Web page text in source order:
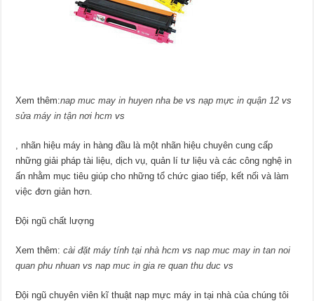
Xem thêm:nap muc may in huyen nha be vsnạp mực in quận 12 vs
sửa máy in tận nơi hcm vs
, nhãn hiệu máy in hàng đầu là một nhãn hiệu chuyên cung cấp
những giải pháp tài liệu, dịch vụ, quản lí tư liệu và các công nghệ in
ấn nhằm mục tiêu giúp cho những tổ chức giao tiếp, kết nối và làm
việc đơn giản hơn.
Đội ngũ chất lượng
Xem thêm:cài đặt máy tính tại nhà hcm vsnap muc may in tan noi
quan phu nhuan vsnap muc in gia re quan thu duc vs
Đội ngũ chuyên viên kĩ thuật nạp mực máy in tại nhà của chúng tôi